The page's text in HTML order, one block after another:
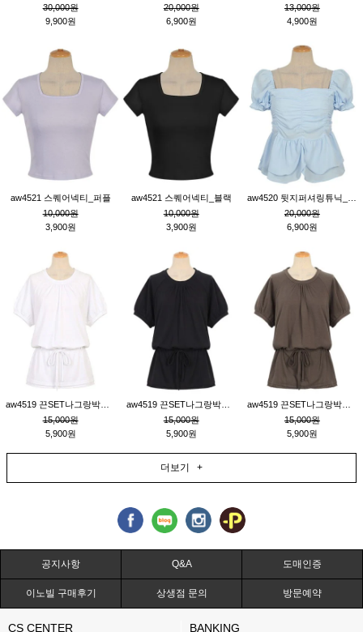
30,000원
9,900원
20,000원
6,900원
13,000원
4,900원
aw4521 스퀘어넥티_퍼플
10,000원
3,900원
aw4521 스퀘어넥티_블랙
10,000원
3,900원
20,000원
6,900원
15,000원
5,900원
15,000원
5,900원
15,000원
5,900원
더보기 +
공지사항 Q&A 도매인증
이노빌 구매후기 상생점 문의 방문예약
CS CENTER BANKING